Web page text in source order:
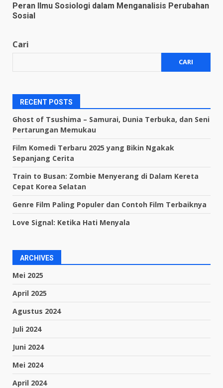
Peran Ilmu Sosiologi dalam Menganalisis Perubahan
Sosial
Cari
CARI
RECENT POSTS
Ghost of Tsushima – Samurai, Dunia Terbuka, dan Seni
Pertarungan Memukau
Film Komedi Terbaru 2025 yang Bikin Ngakak
Sepanjang Cerita
Train to Busan: Zombie Menyerang di Dalam Kereta
Cepat Korea Selatan
Genre Film Paling Populer dan Contoh Film Terbaiknya
Love Signal: Ketika Hati Menyala
ARCHIVES
Mei 2025
April 2025
Agustus 2024
Juli 2024
Juni 2024
Mei 2024
April 2024